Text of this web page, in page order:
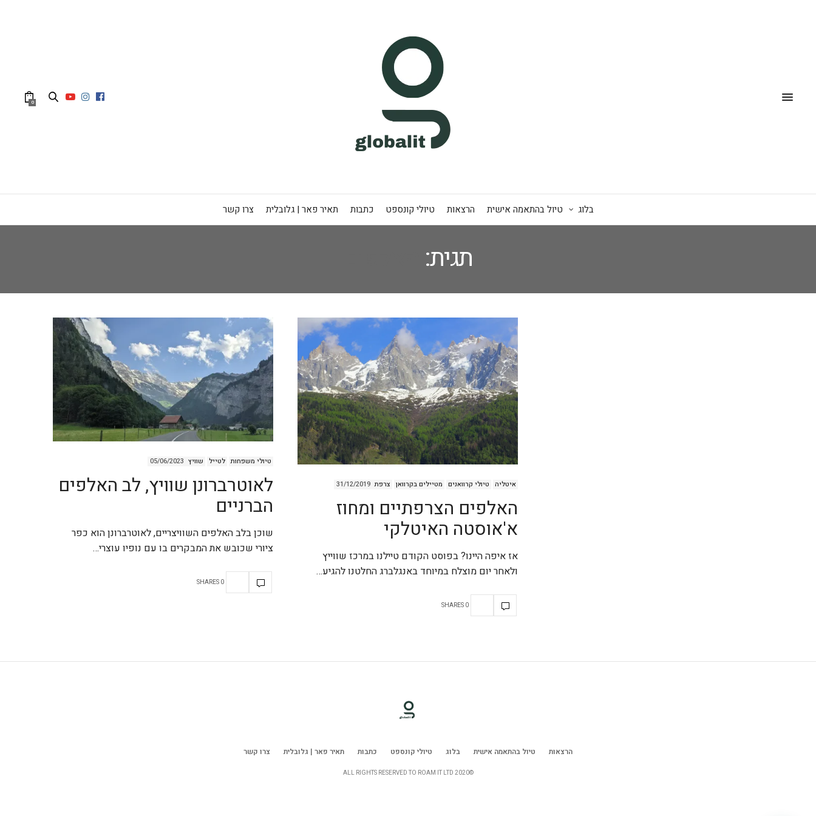
0
בלוג טיול בהתאמה אישית הרצאות טיולי קונספט כתבות תאיר פאר | גלובלית צרו קשר
תגית:
טיולי משפחות לטייל שוויץ 05/06/2023
לאוטרברונן שוויץ, לב האלפים
הברניים
שוכן בלב האלפים השוויצריים, לאוטרברונן הוא כפר
ציורי שכובש את המבקרים בו עם נופיו עוצרי…
0 SHARES
איטליה טיולי קרוואנים מטיילים בקרוואן צרפת 31/12/2019
האלפים הצרפתיים ומחוז
א'אוסטה האיטלקי
אז איפה היינו? בפוסט הקודם טיילנו במרכז שווייץ
ולאחר יום מוצלח במיוחד באנגלברג החלטנו להגיע…
0 SHARES
הרצאות טיול בהתאמה אישית בלוג טיולי קונספט כתבות תאיר פאר | גלובלית צרו קשר
©ALL RIGHTS RESERVED TO ROAM IT LTD 2020